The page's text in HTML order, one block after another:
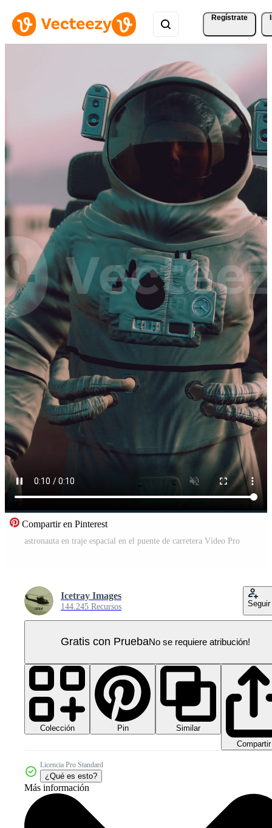
Regístrate
Compartir en Pinterest
astronauta en traje espacial en el puente de carretera Vídeo Pro
Icetray Images
144.245 Recursos Seguir
Gratis con PruebaNo se requiere atribución!
Colección Pin
Similar
Compartir
Licencia Pro Standard
¿Qué es esto?
Más información